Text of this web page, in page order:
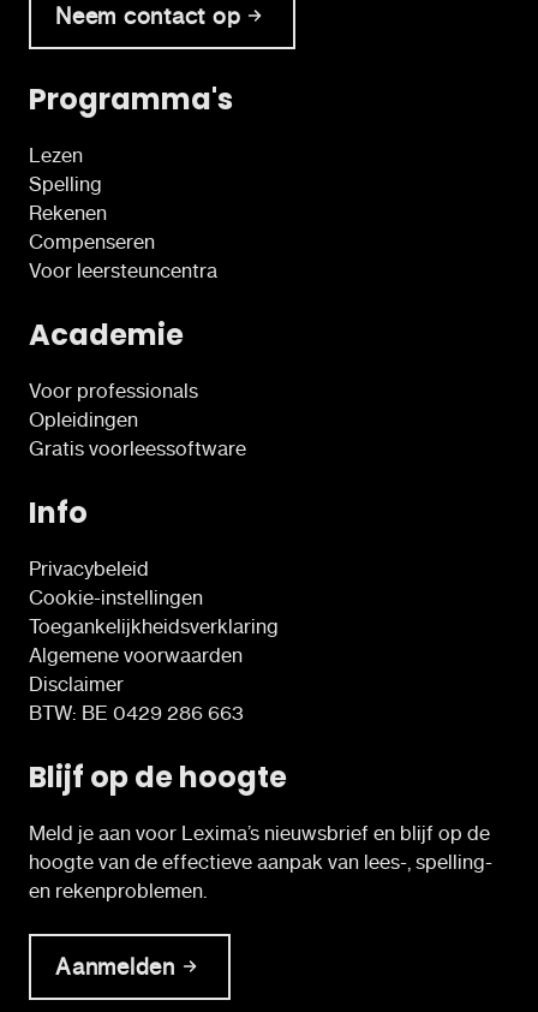
Neem contact op
Programma's
Lezen
Spelling
Rekenen
Compenseren
Voor leersteuncentra
Academie
Voor professionals
Opleidingen
Gratis voorleessoftware
Info
Privacybeleid
Cookie-instellingen
Toegankelijkheidsverklaring
Algemene voorwaarden
Disclaimer
BTW: BE 0429 286 663
Blijf op de hoogte
Meld je aan voor Lexima’s nieuwsbrief en blijf op de
hoogte van de effectieve aanpak van lees-, spelling-
en rekenproblemen.
Aanmelden